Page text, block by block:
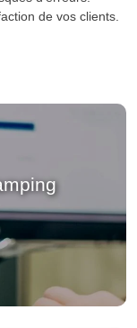
de vos clients.